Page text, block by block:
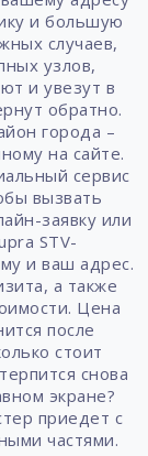
и большую
случаев,
узлов,
и увезут в
обратно.
города –
на сайте.
сервис
вызвать
заявку или
STV-
и ваш адрес.
а также
Цена
после
стоит
снова
экране?
приедет с
частями.